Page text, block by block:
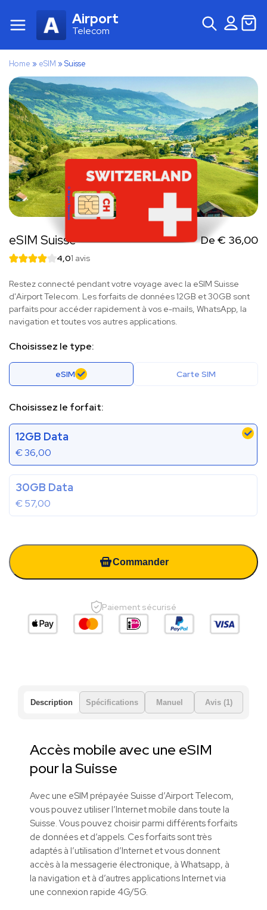
Airport
Telecom
Home » eSIM »Suisse
eSIM Suisse De € 36,00
4,01 avis
Restez connecté pendant votre voyage avec la eSIM Suisse
d'Airport Telecom. Les forfaits de données 12GB et 30GB sont
parfaits pour accéder rapidement à vos e-mails, WhatsApp, la
navigation et toutes vos autres applications.
Choisissez le type:
eSIM Carte SIM
Choisissez le forfait:
12GB Data
€36,00
30GB Data
€57,00
Commander
Paiement sécurisé
Description Spécifications Manuel Avis (1)
Accès mobile avec une eSIM
pour la Suisse
Avec une eSIM prépayée Suisse d’Airport Telecom,
vous pouvez utiliser l’Internet mobile dans toute la
Suisse. Vous pouvez choisir parmi différents forfaits
de données et d’appels. Ces forfaits sont très
adaptés à l’utilisation d’Internet et vous donnent
accès à la messagerie électronique, à Whatsapp, à
la navigation et à d’autres applications Internet via
une connexion rapide 4G/5G.